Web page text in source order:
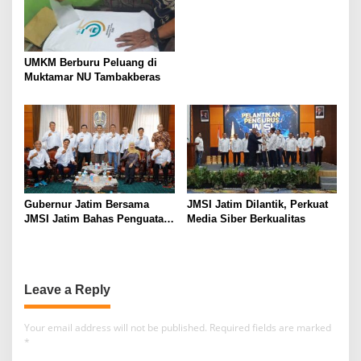
UMKM Berburu Peluang di
Muktamar NU Tambakberas
Gubernur Jatim Bersama
JMSI Jatim Bahas Penguatan
JMSI Jatim Dilantik, Perkuat
Media Siber Berkualitas
Leave a Reply
Your email address will not be published. Required fields are marked
*